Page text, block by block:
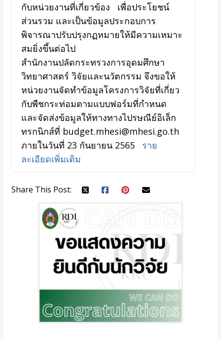
กับหน่วยงานที่เกี่ยวข้อง เพื่อประโยชน์
ส่วนรวม และเป็นข้อมูลประกอบการ
พิจารณาปรับปรุงกฏหมายให้มีความเหมาะ
สมยิ่งขึ้นต่อไป
สำนักงานปลัดกระทรวงการอุดมศึกษา
วิทยาศาสตร์ วิจัยและนวัตกรรม จึงขอให้
หน่วยงานจัดทำข้อมูลโครงการวิจัยที่เกี่ยว
กับพืชกระท่อมตามแบบฟอร์มที่กำหนด
และจัดส่งข้อมูลให้ทางทางไปรษณีย์อิเล็ก
ทรกนิกส์ที่ budget.mhesi@mhesi.go.th
ภายในวันที่ 23 กันยายน 2565 ราย
ละเอียดเพิ่มเติม
Share This Post: